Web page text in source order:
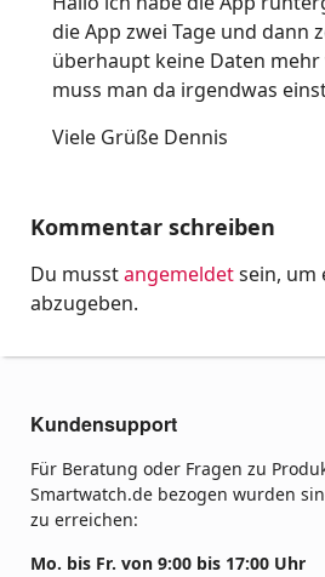
die App zwei Tage und dann
überhaupt keine Daten mehr
muss man da irgendwas
Viele Grüße Dennis
Kommentar schreiben
Du musstangemeldetsein, um
abzugeben.
Kundensupport
Für Beratung oder Fragen zu
Smartwatch.de bezogen wurden
zu erreichen:
Mo. bis Fr. von 9:00 bis 17:00 Uhr